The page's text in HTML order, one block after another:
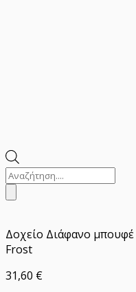
Αναζήτηση
προϊόντων
Δοχείο Διάφανο
Frost
31,60 €